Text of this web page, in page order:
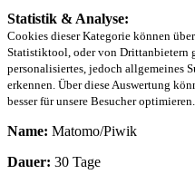
Statistik & Analyse:
Cookies dieser Kategorie können
Statistiktool, oder von Drittanbietern
personalisiertes, jedoch allgemeines
erkennen. Über diese Auswertung
besser für unsere Besucher optimieren.
Name: Matomo/Piwik
Dauer: 30 Tage